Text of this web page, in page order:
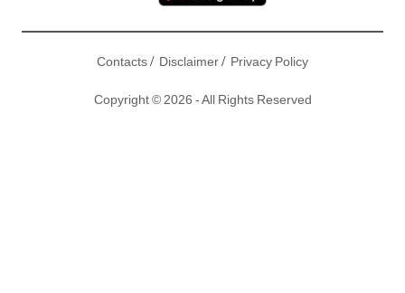
Contacts/ Disclaimer/ Privacy Policy
Copyright © 2026 - All Rights Reserved